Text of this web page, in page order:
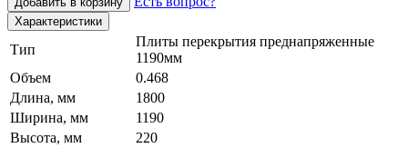
Характеристики
Тип
Плиты перекрытия преднапряженные
1190мм
Объем
0.468
Длина, мм
1800
Ширина, мм
1190
Высота, мм
220